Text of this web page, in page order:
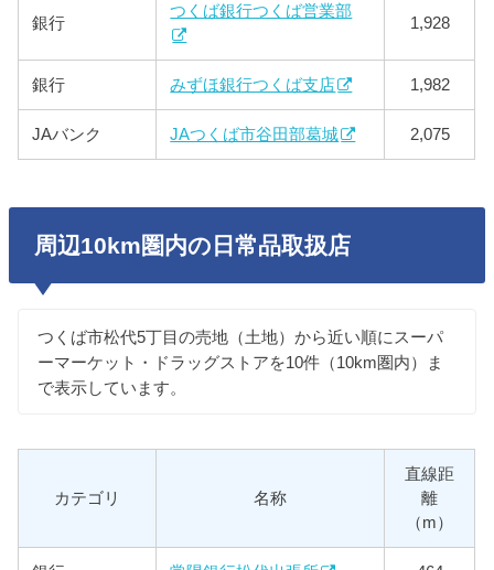
銀行
つくば銀行つくば営業部
1,928
銀行 みずほ銀行つくば支店 1,982
JAバンク JAつくば市谷田部葛城 2,075
周辺10km圏内の日常品取扱店
つくば市松代5丁目の売地（土地）から近い順にスーパ
ーマーケット・ドラッグストアを10件（10km圏内）ま
で表示しています。
カテゴリ 名称
直線距
離
（m）